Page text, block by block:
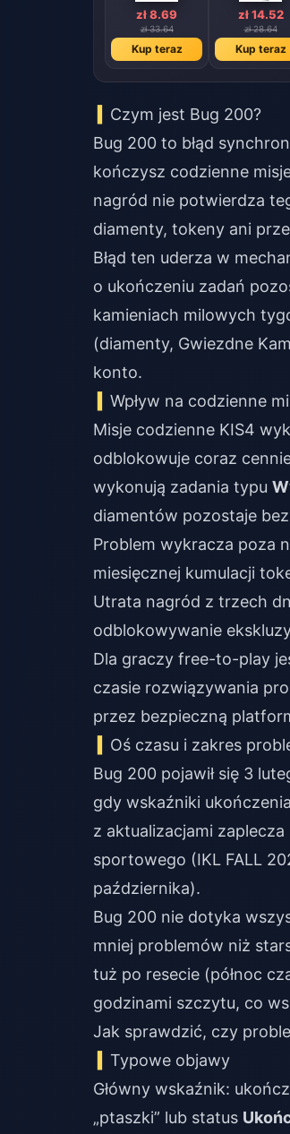
zł 8.69
zł 33.64
Kup teraz
zł 14.52
zł 28.64
Kup teraz
Czym jest Bug 200?
Bug 200 to błąd
kończysz codzienne
nagród nie potwierdza
diamenty, tokeny ani
Błąd ten uderza w
o ukończeniu zadań
kamieniach milowych
(diamenty, Gwiezdne
konto.
Wpływ na codzienne
Misje codzienne KIS4
odblokowuje coraz
wykonują zadania typu
diamentów pozostaje
Problem wykracza poza
miesięcznej kumulacji
Utrata nagród z trzech
odblokowywanie
Dla graczy free-to-play
czasie rozwiązywania
przez bezpieczną
Oś czasu i zakres
Bug 200 pojawił się 3
gdy wskaźniki
z aktualizacjami
sportowego (IKL FALL
października).
Bug 200 nie dotyka
mniej problemów niż
tuż po resecie (północ
godzinami szczytu, co
Jak sprawdzić, czy
Typowe objawy
Główny wskaźnik:
„ptaszki” lub status